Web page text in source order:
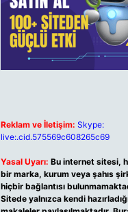
Reklam ve İletişim: Skype:
live:.cid.575569c608265c69
Yasal Uyarı: Bu internet sitesi,
bir marka, kurum veya şahıs
hiçbir bağlantısı
Sitede yalnızca kendi